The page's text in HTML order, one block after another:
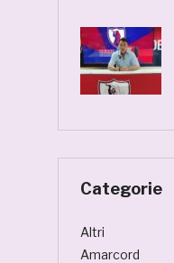
Categorie
Altri
Amarcord